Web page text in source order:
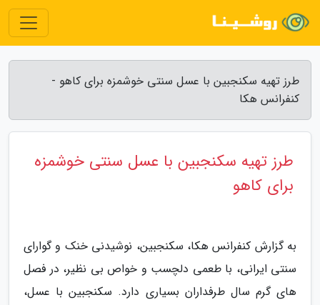
طرز تهیه سکنجبین با عسل سنتی خوشمزه برای کاهو -
کنفرانس هکا
طرز تهیه سکنجبین با عسل سنتی خوشمزه
برای کاهو
به گزارش کنفرانس هکا، سکنجبین، نوشیدنی خنک و گوارای
سنتی ایرانی، با طعمی دلچسب و خواص بی نظیر، در فصل
های گرم سال طرفداران بسیاری دارد. سکنجبین با عسل،